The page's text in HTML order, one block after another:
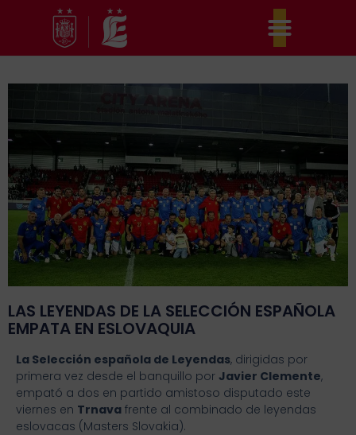
contenido
LAS LEYENDAS DE LA SELECCIÓN ESPAÑOLA
EMPATA EN ESLOVAQUIA
La Selección española de Leyendas, dirigidas por
primera vez desde el banquillo por Javier Clemente,
empató a dos en partido amistoso disputado este
viernes en Trnavafrente al combinado de leyendas
eslovacas (Masters Slovakia).